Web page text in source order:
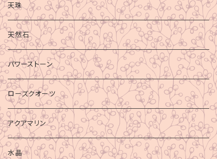
天珠
天然石
パワーストーン
ローズクオーツ
アクアマリン
水晶